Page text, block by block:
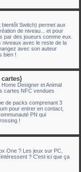
Switch) permet aux
de niveau... et pour
par des joueurs comme eux.
niveaux avec le reste de la
avec son auteur
bien !
Designer et Animal
cartes NFC vendues
de packs comprenant 3
pour entrer en contact,
PN qui
!
One ? Les jeux sur PC,
? C'est ici que ça